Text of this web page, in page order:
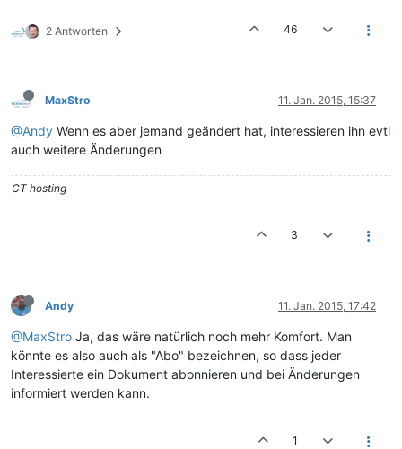
2 Antworten 46
MaxStro 11. Jan. 2015, 15:37
@Andy Wenn es aber jemand geändert hat, interessieren ihn evtl
auch weitere Änderungen
CT hosting
3
Andy 11. Jan. 2015, 17:42
@MaxStro Ja, das wäre natürlich noch mehr Komfort. Man
könnte es also auch als "Abo" bezeichnen, so dass jeder
Interessierte ein Dokument abonnieren und bei Änderungen
informiert werden kann.
1